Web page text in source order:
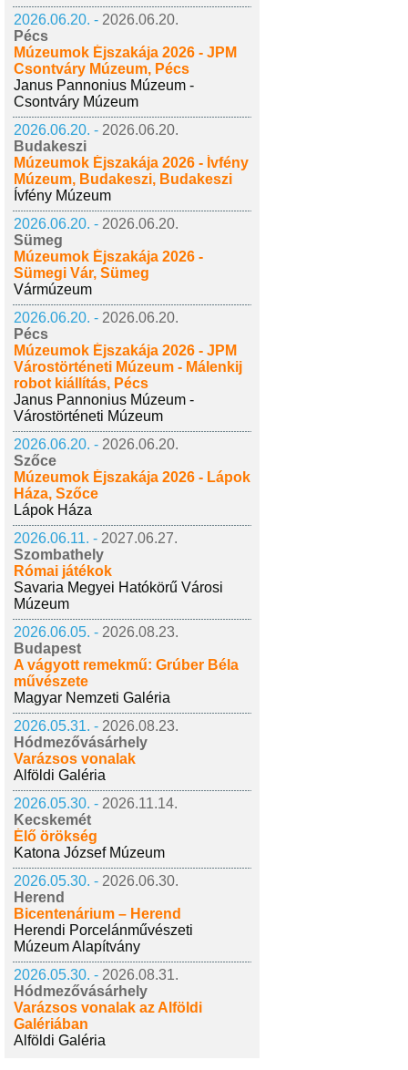
2026.06.20. - 2026.06.20.
Pécs
Múzeumok Éjszakája 2026 - JPM
Csontváry Múzeum, Pécs
Janus Pannonius Múzeum -
Csontváry Múzeum
2026.06.20. - 2026.06.20.
Budakeszi
Múzeumok Éjszakája 2026 - Ívfény
Múzeum, Budakeszi, Budakeszi
Ívfény Múzeum
2026.06.20. - 2026.06.20.
Sümeg
Múzeumok Éjszakája 2026 -
Sümegi Vár, Sümeg
Vármúzeum
2026.06.20. - 2026.06.20.
Pécs
Múzeumok Éjszakája 2026 - JPM
Várostörténeti Múzeum - Málenkij
robot kiállítás, Pécs
Janus Pannonius Múzeum -
Várostörténeti Múzeum
2026.06.20. - 2026.06.20.
Szőce
Múzeumok Éjszakája 2026 - Lápok
Háza, Szőce
Lápok Háza
2026.06.11. - 2027.06.27.
Szombathely
Római játékok
Savaria Megyei Hatókörű Városi
Múzeum
2026.06.05. - 2026.08.23.
Budapest
A vágyott remekmű: Grúber Béla
művészete
Magyar Nemzeti Galéria
2026.05.31. - 2026.08.23.
Hódmezővásárhely
Varázsos vonalak
Alföldi Galéria
2026.05.30. - 2026.11.14.
Kecskemét
Élő örökség
Katona József Múzeum
2026.05.30. - 2026.06.30.
Herend
Bicentenárium – Herend
Herendi Porcelánművészeti
Múzeum Alapítvány
2026.05.30. - 2026.08.31.
Hódmezővásárhely
Varázsos vonalak az Alföldi
Galériában
Alföldi Galéria